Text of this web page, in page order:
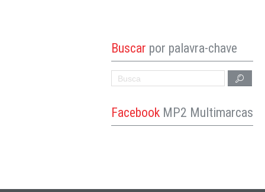
Buscar por palavra-chave
Facebook MP2 Multimarcas